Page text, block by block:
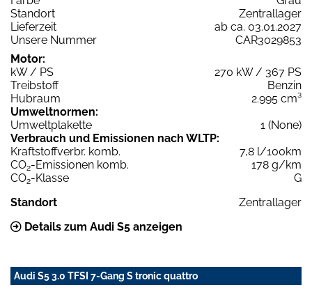
Standort
Zentrallager
Lieferzeit
ab ca. 03.01.2027
Unsere Nummer
CAR3029853
Motor:
kW / PS
270 kW / 367 PS
Treibstoff
Benzin
Hubraum
2.995 cm³
Umweltnormen:
Umweltplakette
1 (None)
Verbrauch und Emissionen nach WLTP:
Kraftstoffverbr. komb.
7,8 l/100km
CO2-Emissionen komb.
178 g/km
CO2-Klasse
G
Standort
Zentrallager
Details zum Audi S5 anzeigen
Audi S5 3.0 TFSI 7-Gang S tronic quattro